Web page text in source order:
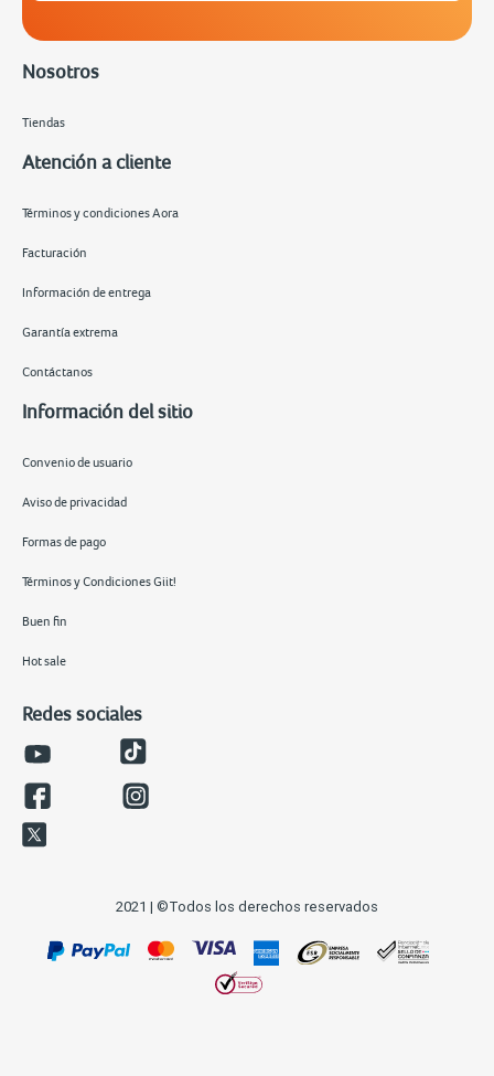
Nosotros
Tiendas
Atención a cliente
Términos y condiciones Aora
Facturación
Información de entrega
Garantía extrema
Contáctanos
Información del sitio
Convenio de usuario
Aviso de privacidad
Formas de pago
Términos y Condiciones Giit!
Buen fin
Hot sale
Redes sociales
2021 | ©Todos los derechos reservados